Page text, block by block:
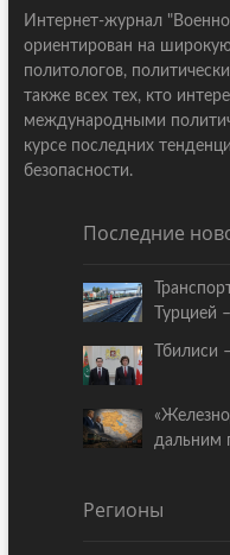
Интернет-журнал
ориентирован на
политологов,
также всех тех, кто
международными
курсе последних
безопасности.
Последние
Турцией
дальним
Регионы